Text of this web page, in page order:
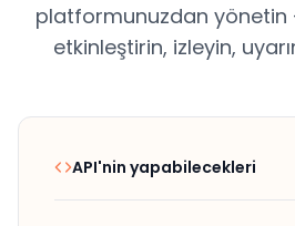
platformunuzdan yönetin
etkinleştirin, izleyin,
API'nin yapabilecekleri